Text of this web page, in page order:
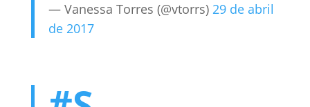
— Vanessa Torres (@vtorrs) 29 de abril
de 2017